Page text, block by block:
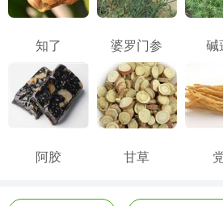
知了 婆罗门参 碱
阿胶 甘草